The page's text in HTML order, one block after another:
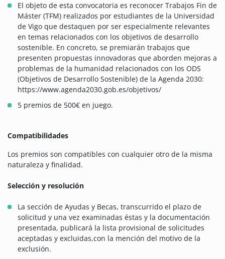
El objeto de esta convocatoria es reconocer Trabajos Fin de
Máster (TFM) realizados por estudiantes de la Universidad
de Vigo que destaquen por ser especialmente relevantes
en temas relacionados con los objetivos de desarrollo
sostenible. En concreto, se premiarán trabajos que
presenten propuestas innovadoras que aborden mejoras a
problemas de la humanidad relacionados con los ODS
(Objetivos de Desarrollo Sostenible) de la Agenda 2030:
https://www.agenda2030.gob.es/objetivos/
5 premios de 500€ en juego.
Compatibilidades
Los premios son compatibles con cualquier otro de la misma
naturaleza y finalidad.
Selección y resolución
La sección de Ayudas y Becas, transcurrido el plazo de
solicitud y una vez examinadas éstas y la documentación
presentada, publicará la lista provisional de solicitudes
aceptadas y excluidas,con la mención del motivo de la
exclusión.